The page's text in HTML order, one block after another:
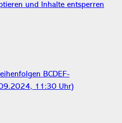
und Inhalte entsperren
BCDEF-
11:30 Uhr)